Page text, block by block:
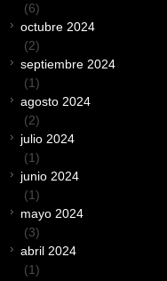
(6)
octubre 2024
(2)
septiembre 2024
(1)
agosto 2024
(2)
julio 2024
(1)
junio 2024
(1)
mayo 2024
(3)
abril 2024
(1)